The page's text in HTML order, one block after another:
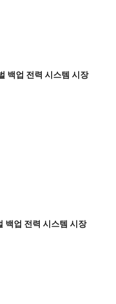
백업 전력 시스템 시장
백업 전력 시스템 시장